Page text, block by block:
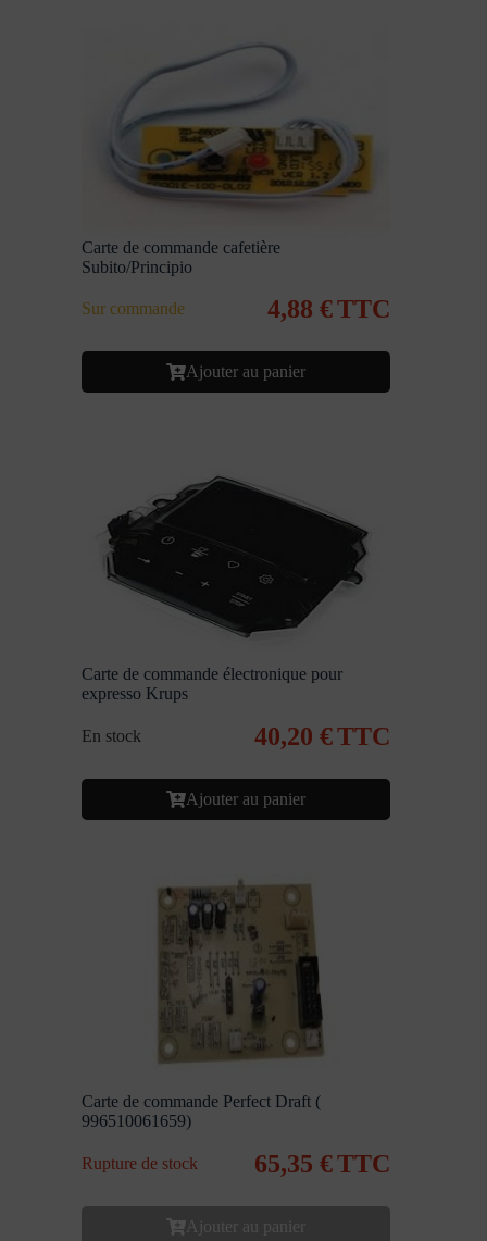
Carte de commande cafetière
Subito/Principio
Sur commande 4,88 €TTC
Ajouter au panier
Carte de commande électronique pour
expresso Krups
En stock 40,20 €TTC
Ajouter au panier
Carte de commande Perfect Draft (
996510061659)
Rupture de stock 65,35 €TTC
Ajouter au panier